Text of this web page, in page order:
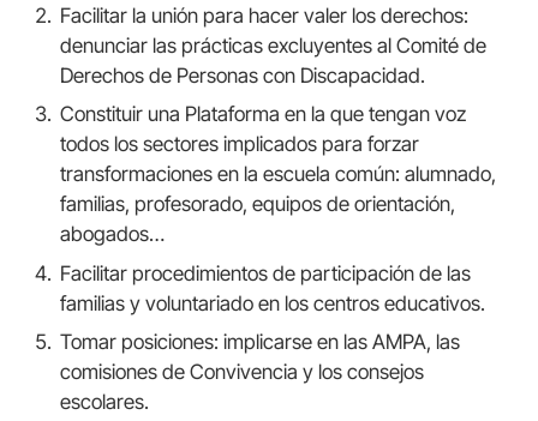
Facilitar la unión para hacer valer los derechos:
denunciar las prácticas excluyentes al Comité de
Derechos de Personas con Discapacidad.
Constituir una Plataforma en la que tengan voz
todos los sectores implicados para forzar
transformaciones en la escuela común: alumnado,
familias, profesorado, equipos de orientación,
abogados…
Facilitar procedimientos de participación de las
familias y voluntariado en los centros educativos.
Tomar posiciones: implicarse en las AMPA, las
comisiones de Convivencia y los consejos
escolares.